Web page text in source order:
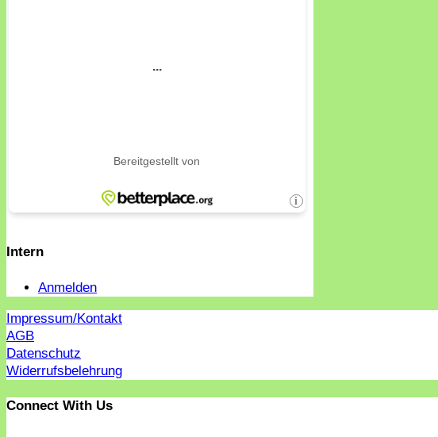
Intern
Anmelden
Impressum/Kontakt
AGB
Datenschutz
Widerrufsbelehrung
Connect With Us